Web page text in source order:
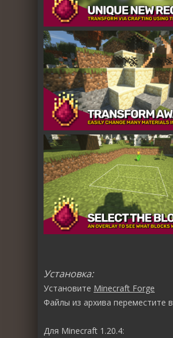
Установка:
Установите Minecraft Forge
Файлы из архива переместите в
Для Minecraft 1.20.4: